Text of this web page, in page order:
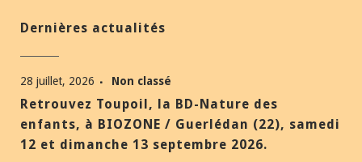
Dernières actualités
28 juillet, 2026 Non classé
Retrouvez Toupoil, la BD-Nature des
enfants, à BIOZONE / Guerlédan (22), samedi
12 et dimanche 13 septembre 2026.